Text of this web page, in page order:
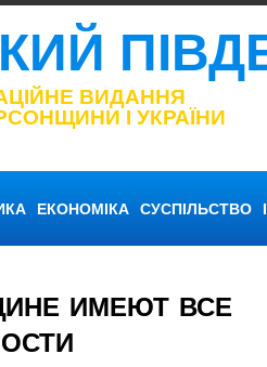
ВИДАННЯ
І УКРАЇНИ
ЕКОНОМІКА СУСПІЛЬСТВО
ИМЕЮТ ВСЕ